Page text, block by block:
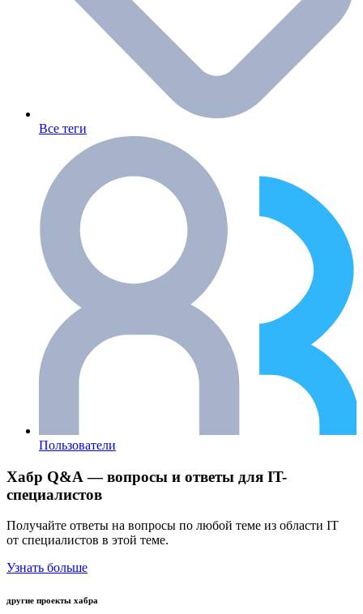
Все теги
Пользователи
Хабр Q&A — вопросы и ответы для IT-
специалистов
Получайте ответы на вопросы по любой теме из области IT
от специалистов в этой теме.
Узнать больше
другие проекты хабра